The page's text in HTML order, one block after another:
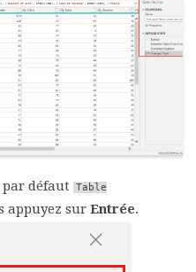
défaut Table
appuyez sur Entrée.